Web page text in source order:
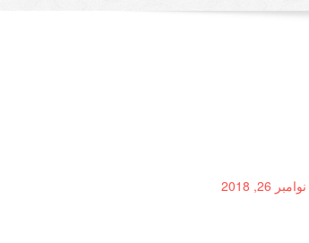
نوامبر 26, 2018